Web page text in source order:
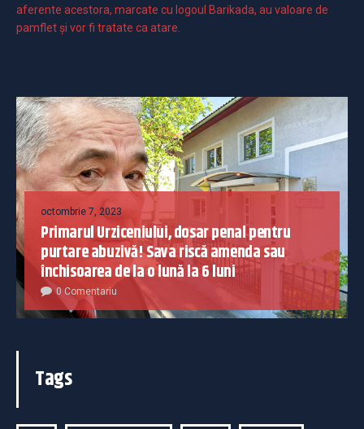
aferente acestora, marcate cu logoul Barikada, au valoare de
pamflet și vor fi tratate ca atare.
octombrie 7, 2023
Primarul Urziceniului, dosar penal pentru
purtare abuzivă! Sava riscă amenda sau
închisoarea de la o lună la 6 luni
0 Comentariu
Tags